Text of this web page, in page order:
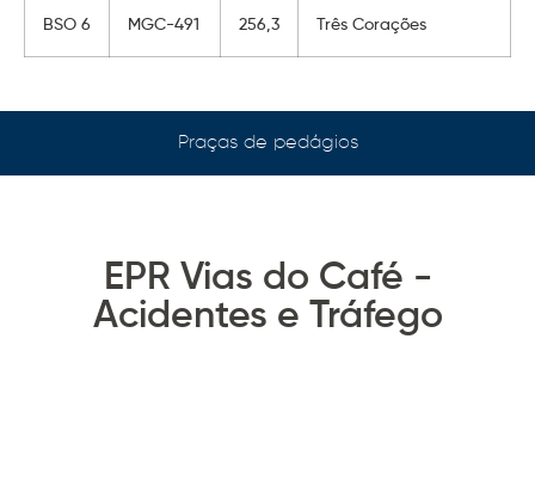
Praças de pedágios
BSO 6 MGC-491 256,3 Três Corações
EPR Vias do Café -
Acidentes e Tráfego